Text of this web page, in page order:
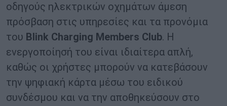
οδηγούς ηλεκτρικών οχημάτων άμεση
πρόσβαση στις υπηρεσίες και τα προνόμια
του Blink Charging Members Club. Η
ενεργοποίησή του είναι ιδιαίτερα απλή,
καθώς οι χρήστες μπορούν να κατεβάσουν
την ψηφιακή κάρτα μέσω του ειδικού
συνδέσμου και να την αποθηκεύσουν στο